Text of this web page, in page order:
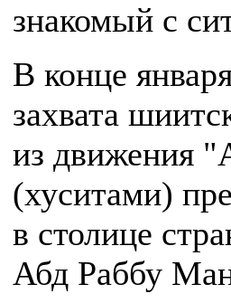
знакомый с
В конце
захвата
из движения
(хуситами)
в столице
Абд Раббу